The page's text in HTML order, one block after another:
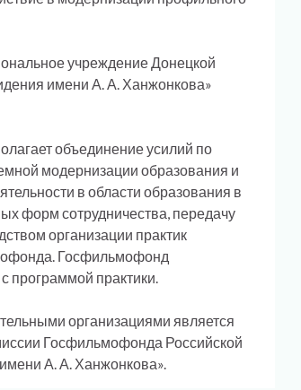
учреждение Донецкой
имени А. А. Ханжонкова»
объединение усилий по
модернизации образования и
в области образования в
форм сотрудничества, передачу
организации практик
Госфильмофонд
программой практики.
организациями является
Госфильмофонда Российской
А. А. Ханжонкова».